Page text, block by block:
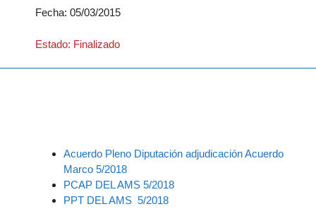
Fecha: 05/03/2015
Estado: Finalizado
Acuerdo Pleno Diputación adjudicación Acuerdo
Marco 5/2018
PCAP DEL AMS 5/2018
PPT DEL AMS 5/2018